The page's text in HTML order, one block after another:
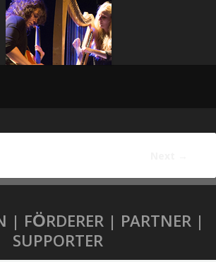
| FÖRDERER | PARTNER |
SUPPORTER